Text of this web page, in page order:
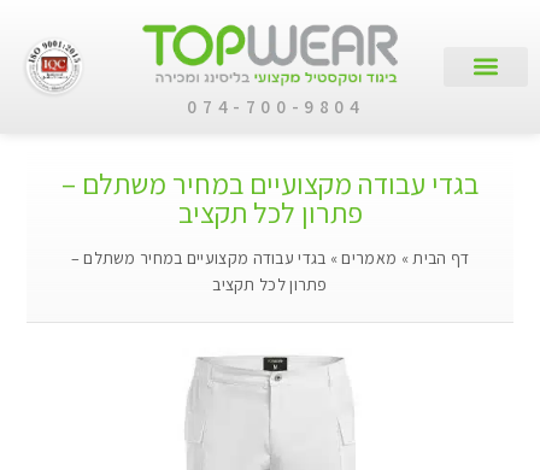
074-700-9804
בגדי עבודה מקצועיים במחיר משתלם –
פתרון לכל תקציב
דף הבית» מאמרים » בגדי עבודה מקצועיים במחיר משתלם –
פתרון לכל תקציב